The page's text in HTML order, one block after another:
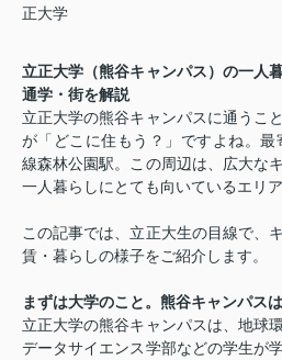
正大学
立正大学（熊谷キャンパス）の一人
通学・街を解説
立正大学の熊谷キャンパスに通うこ
が「どこに住もう？」ですよね。最
線森林公園駅。この周辺は、広大な
一人暮らしにとても向いているエリア
この記事では、立正大生の目線で、
賃・暮らしの様子をご紹介します。
まずは大学のこと。熊谷キャンパス
立正大学の熊谷キャンパスは、地球
データサイエンス学部などの学生が